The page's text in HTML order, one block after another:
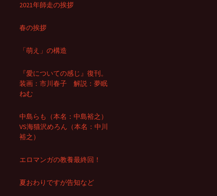
2021年師走の挨拶
春の挨拶
「萌え」の構造
『愛についての感じ』復刊。
装画：市川春子 解説：夢眠
ねむ
中島らも（本名：中島裕之）
VS海猫沢めろん（本名：中川
裕之）
エロマンガの教養最終回！
夏おわりですが告知など